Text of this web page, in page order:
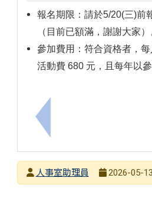
上一筆：文元國民小學教
報名期限：請於5/20(三)前
（目前已額滿，謝謝大家）
參加費用：符合資格者，
活動費 680 元，且每年以參
發布者人事室助理員
2026-05-